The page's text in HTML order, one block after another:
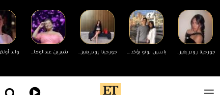
جورجينا رودريغيز ترد على التنمر بسبب جسمها.. ورونالدو يدعمها ياسين بونو يؤكد انفصاله عن زوجته لأول مرة وينهي الجدل جورجينا رودريغيز ترد على منتقدي جسمها شيرين عبدالوهاب تحضر مفاجأة لجمهورها في حفلها غدًا بالساحل الشمالي
Menu